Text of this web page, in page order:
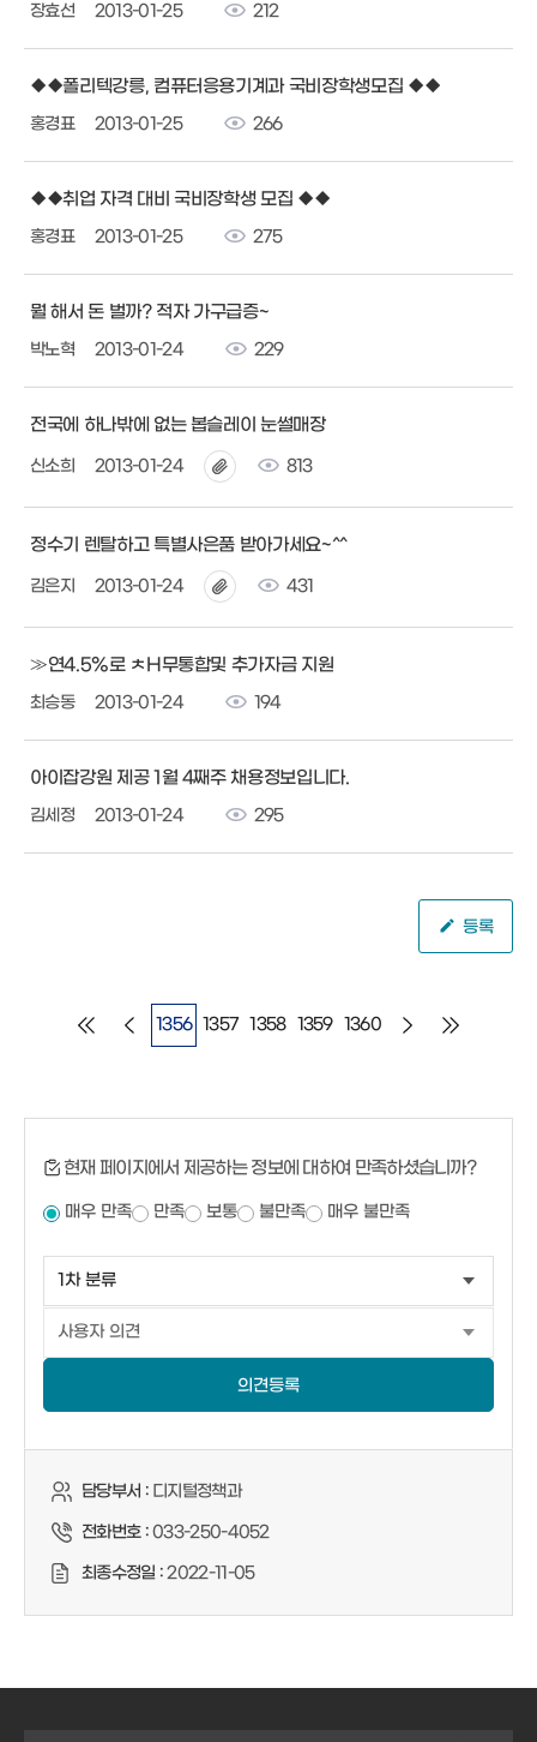
장효선 2013-01-25 212
◆◆폴리텍강릉, 컴퓨터응용기계과 국비장학생모집 ◆◆
홍경표 2013-01-25 266
◆◆취업 자격 대비 국비장학생 모집 ◆◆
홍경표 2013-01-25 275
뭘 해서 돈 벌까? 적자 가구급증~
박노혁 2013-01-24 229
전국에 하나밖에 없는 봅슬레이 눈썰매장
신소희 2013-01-24 813
정수기 렌탈하고 특별사은품 받아가세요~^^
김은지 2013-01-24 431
≫연4.5%로 ㅊH무통합및 추가자금 지원
최승동 2013-01-24 194
아이잡강원 제공 1월 4째주 채용정보입니다.
김세정 2013-01-24 295
등록
1356 1357 1358 1359 1360
현재 페이지에서 제공하는 정보에 대하여 만족하셨습니까?
매우 만족 만족 보통 불만족 매우 불만족
의견등록
담당부서 :디지털정책과
전화번호 :033-250-4052
최종수정일 :2022-11-05